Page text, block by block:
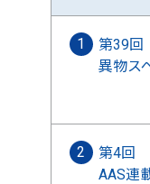
第39回
異物ス
第4回
AAS連